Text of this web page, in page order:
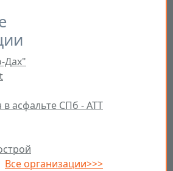
Дах"
асфальте СПб - ATT
Все организации>>>